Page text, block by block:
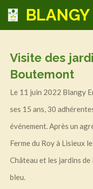
Passer
au
principal
Visite des
Boutemont
Le 11 juin 2022 Blangy
ses 15 ans, 30
événement. Après un
Ferme du Roy à Lisieux
Château et les jardins
bleu.